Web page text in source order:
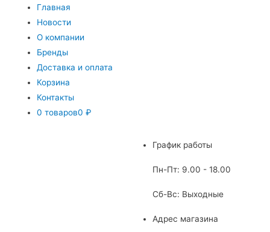
Главная
Новости
О компании
Бренды
Доставка и оплата
Корзина
Контакты
0 товаров0 ₽
График работы
Пн-Пт: 9.00 - 18.00
Сб-Вс: Выходные
Адрес магазина